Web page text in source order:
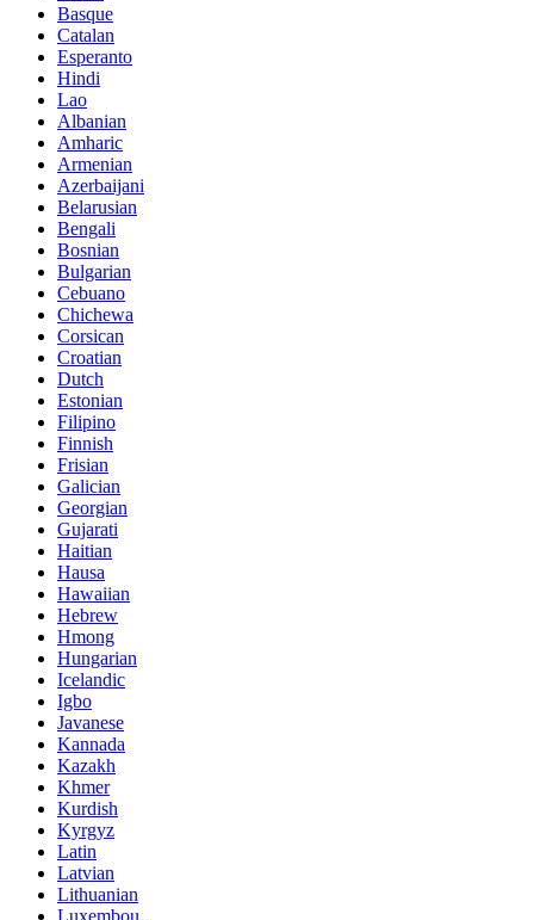
Basque
Catalan
Esperanto
Hindi
Lao
Albanian
Amharic
Armenian
Azerbaijani
Belarusian
Bengali
Bosnian
Bulgarian
Cebuano
Chichewa
Corsican
Croatian
Dutch
Estonian
Filipino
Finnish
Frisian
Galician
Georgian
Gujarati
Haitian
Hausa
Hawaiian
Hebrew
Hmong
Hungarian
Icelandic
Igbo
Javanese
Kannada
Kazakh
Khmer
Kurdish
Kyrgyz
Latin
Latvian
Lithuanian
Luxembou..